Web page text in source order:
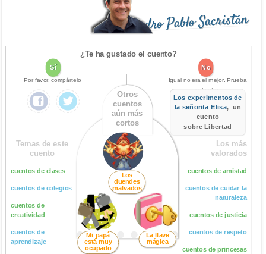
Pedro Pablo Sacristán
¿Te ha gustado el cuento?
Sí
Por favor, compártelo
No
Igual no era el mejor. Prueba
este otro:
Los experimentos de
la señorita Elisa, un
cuento
sobre Libertad
Temas de este
cuento
cuentos de clases
cuentos de colegios
cuentos de
creatividad
cuentos de
aprendizaje
Otros
cuentos
aún más
cortos
Los
duendes
malvados
La llave
mágica
Mi papá
está muy
ocupado
Los más
valorados
cuentos de amistad
cuentos de cuidar la
naturaleza
cuentos de justicia
cuentos de respeto
cuentos de princesas